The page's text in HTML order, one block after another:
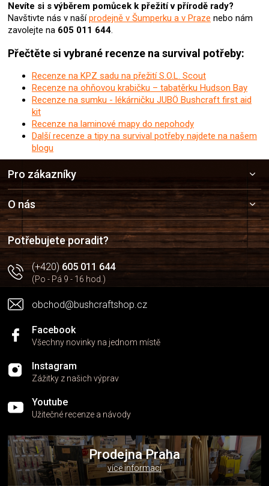
Nevíte si s výběrem pomůcek k přežití v přírodě rady?
Navštivte nás v našíprodejně v Šumperku a v Praze nebo nám
zavolejte na 605 011 644.
Přečtěte si vybrané recenze na survival potřeby:
Recenze na KPZ sadu na přežití S.O.L. Scout
Recenze na ohňovou krabičku – tabatěrku Hudson Bay
Recenze na sumku - lékárničku JUBÖ Bushcraft first aid
kit
Recenze na laminové mapy do nepohody
Další recenze a tipy na survival potřeby najdete na našem
blogu
a
t
í
Pro zákazníky
O nás
Potřebujete poradit?
(+420)605 011 644
(Po - Pá 9 - 16 hod.)
obchod@bushcraftshop.cz
Facebook
Všechny novinky na jednom místě
Instagram
Zážitky z našich výprav
Youtube
Užitečné recenze a návody
Prodejna Praha
více informací